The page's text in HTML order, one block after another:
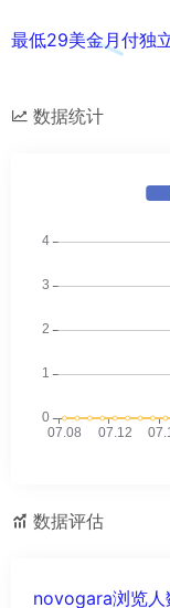
最低29美金月付独
数据统计
数据评估
novogara浏览人